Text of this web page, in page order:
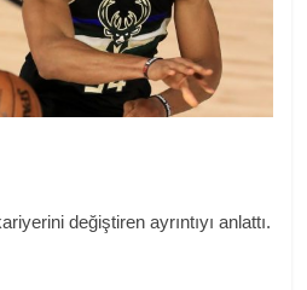
değiştiren ayrıntıyı anlattı.